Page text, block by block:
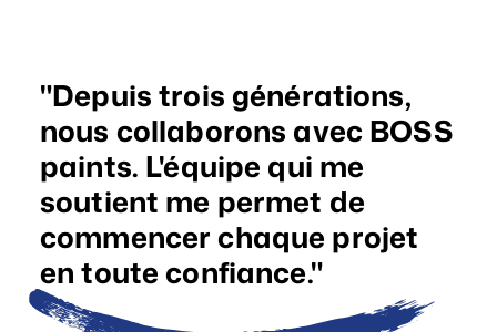
Depuis trois générations,
nous collaborons avec BOSS
paints. L'équipe qui me
soutient me permet de
commencer chaque projet
en toute confiance.